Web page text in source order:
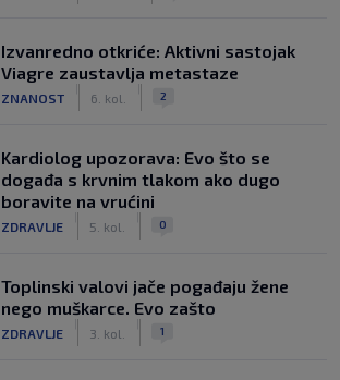
Izvanredno otkriće: Aktivni sastojak
Viagre zaustavlja metastaze
ZNANOST 6. kol. 2
Kardiolog upozorava: Evo što se
događa s krvnim tlakom ako dugo
boravite na vrućini
ZDRAVLJE 5. kol. 0
Toplinski valovi jače pogađaju žene
nego muškarce. Evo zašto
ZDRAVLJE 3. kol. 1